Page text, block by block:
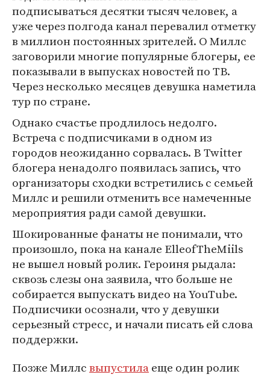
подписываться десятки тысяч человек, а
уже через полгода канал перевалил отметку
в миллион постоянных зрителей. О Миллс
заговорили многие популярные блогеры, ее
показывали в выпусках новостей по ТВ.
Через несколько месяцев девушка наметила
тур по стране.
Однако счастье продлилось недолго.
Встреча с подписчиками в одном из
городов неожиданно сорвалась. В Twitter
блогера ненадолго появилась запись, что
организаторы сходки встретились с семьей
Миллс и решили отменить все намеченные
мероприятия ради самой девушки.
Шокированные фанаты не понимали, что
произошло, пока на канале ElleofTheMiils
не вышел новый ролик. Героиня рыдала:
сквозь слезы она заявила, что больше не
собирается выпускать видео на YouTube.
Подписчики осознали, что у девушки
серьезный стресс, и начали писать ей слова
поддержки.
Позже Миллсвыпустилаеще один ролик